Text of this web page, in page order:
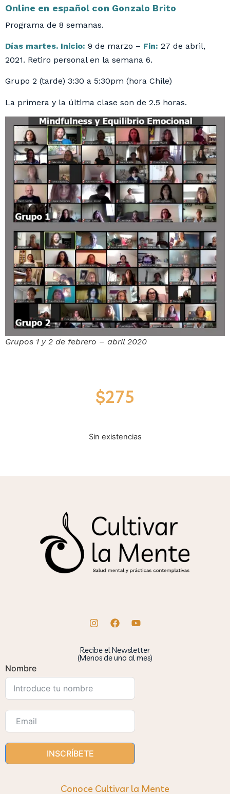
Online en español con Gonzalo Brito
Programa de 8 semanas.
Días martes. Inicio: 9 de marzo – Fin: 27 de abril,
2021. Retiro personal en la semana 6.
Grupo 2 (tarde) 3:30 a 5:30pm (hora Chile)
La primera y la última clase son de 2.5 horas.
Grupos 1 y 2 de febrero – abril 2020
$275
Sin existencias
Recibe el Newsletter
(Menos de uno al mes)
Nombre
INSCRÍBETE
Conoce Cultivar la Mente